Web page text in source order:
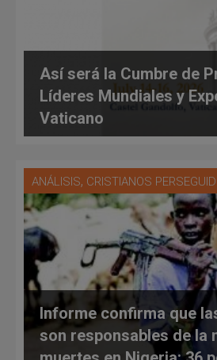
Así será la Cumbre de
Líderes Mundiales y
Vaticano
ANÁLISIS, CRISTIANOS
Informe confirma que
son responsables de la